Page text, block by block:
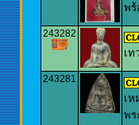
พร้
243282
เท
243281
เห
พร